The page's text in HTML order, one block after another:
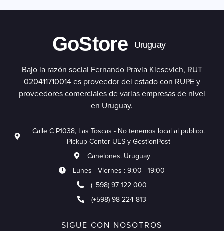
GoStore Uruguay
Bajo la razón social Fernando Pravia Kiesevich, RUT
020411710014 es proveedor del estado con RUPE y
proveedores comerciales de varias empresas de nivel
en Uruguay.
Calle C P1038, Las Toscas - No tenemos local al publico.
Pickup Center UES y GestionPost
Canelones. Uruguay
Lunes - Viernes : 9:00 - 19:00
(+598) 97 122 000
(+598) 98 224 813
SIGUE CON NOSOTROS